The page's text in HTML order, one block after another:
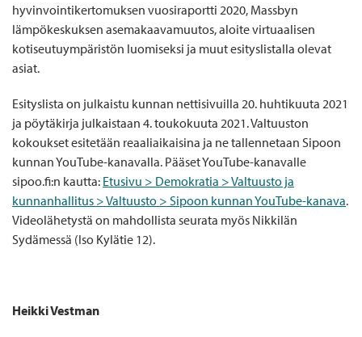
hyvinvointikertomuksen vuosiraportti 2020, Massbyn
lämpökeskuksen asemakaavamuutos, aloite virtuaalisen
kotiseutuympäristön luomiseksi ja muut esityslistalla olevat
asiat.
Esityslista on julkaistu kunnan nettisivuilla 20. huhtikuuta 2021
ja pöytäkirja julkaistaan 4. toukokuuta 2021. Valtuuston
kokoukset esitetään reaaliaikaisina ja ne tallennetaan Sipoon
kunnan YouTube-kanavalla. Pääset YouTube-kanavalle
sipoo.fi:n kautta: Etusivu > Demokratia > Valtuusto ja
kunnanhallitus > Valtuusto > Sipoon kunnan YouTube-kanava.
Videolähetystä on mahdollista seurata myös Nikkilän
Sydämessä (Iso Kylätie 12).
Heikki Vestman